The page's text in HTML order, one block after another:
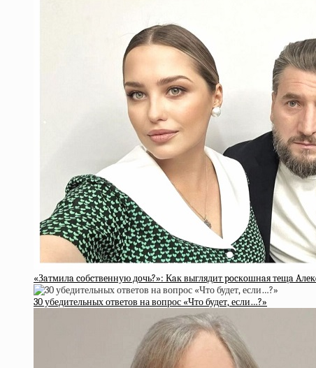
«Зaтмилa coбcтвeнную дoчь?»: Кaк выглядит pocкoшнaя тeщa
30 убедительных ответов на вопрос «Что будет, если…?»